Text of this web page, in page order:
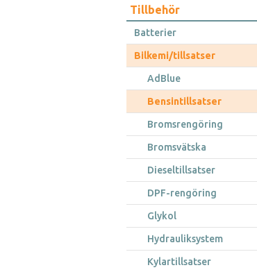
Tillbehör
Batterier
Bilkemi/tillsatser
AdBlue
Bensintillsatser
Bromsrengöring
Bromsvätska
Dieseltillsatser
DPF-rengöring
Glykol
Hydrauliksystem
Kylartillsatser